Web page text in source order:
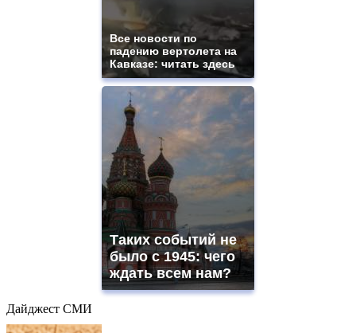
Все новости по
падению вертолета на
Кавказе: читать здесь
Таких событий не
было с 1945: чего
ждать всем нам?
Дайджест СМИ